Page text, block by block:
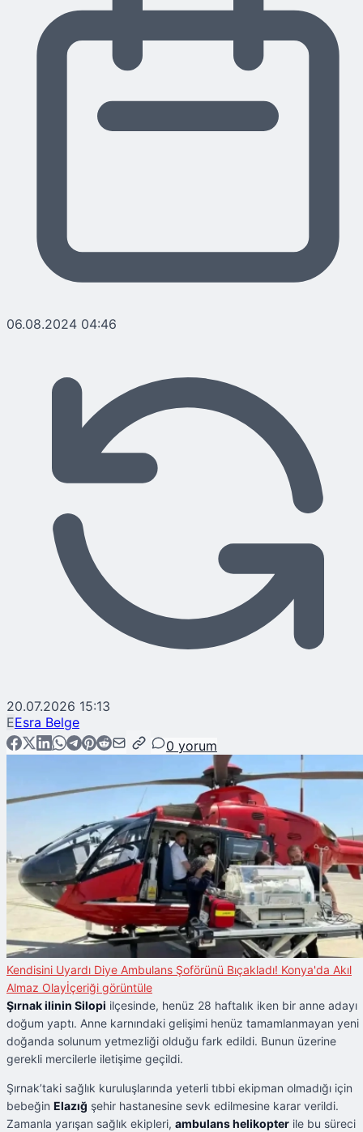
06.08.2024 04:46
20.07.2026 15:13
EEsra Belge
0 yorum
Kendisini Uyardı Diye Ambulans Şoförünü Bıçakladı! Konya'da Akıl
Almaz Olayİçeriği görüntüle
Şırnak ilinin Silopi ilçesinde, henüz 28 haftalık iken bir anne adayı
doğum yaptı. Anne karnındaki gelişimi henüz tamamlanmayan yeni
doğanda solunum yetmezliği olduğu fark edildi. Bunun üzerine
gerekli mercilerle iletişime geçildi.
Şırnak’taki sağlık kuruluşlarında yeterli tıbbi ekipman olmadığı için
bebeğin Elazığ şehir hastanesine sevk edilmesine karar verildi.
Zamanla yarışan sağlık ekipleri, ambulans helikopter ile bu süreci